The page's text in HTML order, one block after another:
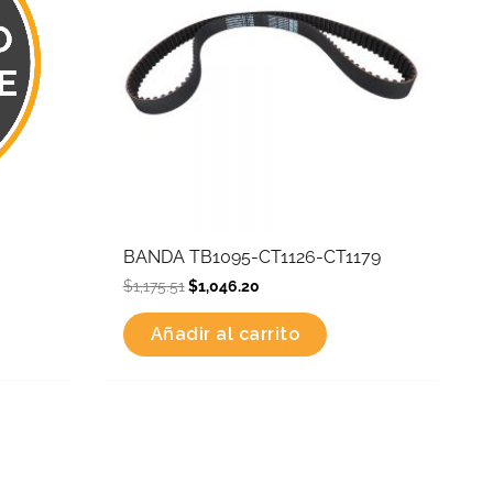
BANDA TB1095-CT1126-CT1179
$1,175.51 $1,046.20
Añadir al carrito